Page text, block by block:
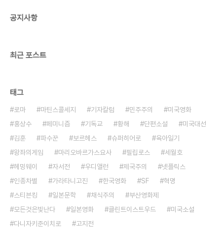
공지사항
최근 포스트
태그
로마 마틴스콜세지 기자칼럼 민주주의
미국영화
홍상수
페미니즘 기독교 황해 단편소설
미국대선
김훈
파수꾼 보르헤스 슈퍼히어로
육아일기
왕좌의게임
마리오바르가스요사 필립로스
세월호
헤밍웨이
자서전 우디앨런 제국주의
넷플릭스
인종차별
가라타니고진 한국영화 SF
혁명
스티븐킹
일본문학 채식주의
부산영화제
모든것은빛난다
일본영화 클린트이스트우드
미국소설
다니자키준이치로
고지전